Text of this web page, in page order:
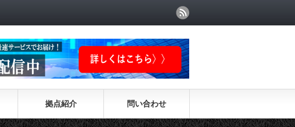
拠点紹介 問い合わせ